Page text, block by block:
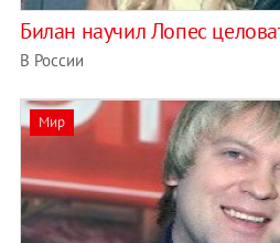
Билан научил Лопес
В России
Мир